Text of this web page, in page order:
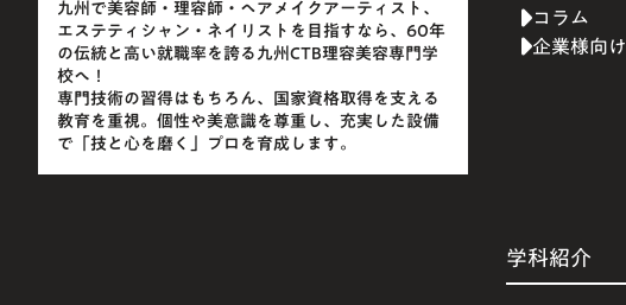
九州で美容師・理容師・ヘアメイクアーティスト、
エステティシャン・ネイリストを目指すなら、60年
の伝統と高い就職率を誇る九州CTB理容美容専門学
校へ！
専門技術の習得はもちろん、国家資格取得を支える
教育を重視。個性や美意識を尊重し、充実した設備
で「技と心を磨く」プロを育成します。
コラム
企業様向け
学科紹介